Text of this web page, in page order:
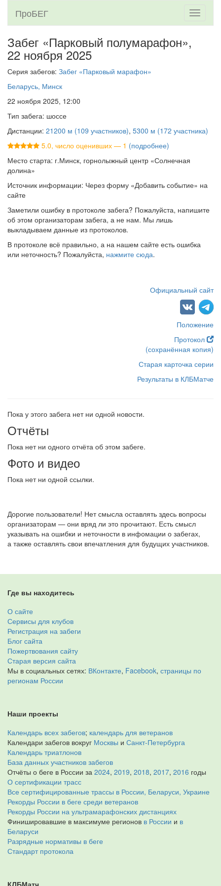
Toggle
ПроБЕГ
Забег «Парковый полумарафон»,
22 ноября 2025
Серия забегов: Забег «Парковый марафон»
Беларусь, Минск
22 ноября 2025, 12:00
Тип забега: шоссе
Дистанции: 21200 м (109 участников), 5300 м (172 участника)
5.0, число оценивших — 1 (подробнее)
Место старта: г.Минск, горнолыжный центр «Солнечная
долина»
Источник информации: Через форму «Добавить событие» на
сайте
Заметили ошибку в протоколе забега? Пожалуйста, напишите
об этом организаторам забега, а не нам. Мы лишь
выкладываем данные из протоколов.
В протоколе всё правильно, а на нашем сайте есть ошибка
или неточность? Пожалуйста, нажмите сюда.
Официальный сайт
Положение
Протокол
(сохранённая копия)
Старая карточка серии
Результаты в КЛБМатче
Пока у этого забега нет ни одной новости.
Отчёты
Пока нет ни одного отчёта об этом забеге.
Фото и видео
Пока нет ни одной ссылки.
Дорогие пользователи! Нет смысла оставлять здесь вопросы
организаторам — они вряд ли это прочитают. Есть смысл
указывать на ошибки и неточности в инфомации о забегах,
а также оставлять свои впечатления для будущих участников.
Где вы находитесь
О сайте
Сервисы для клубов
Регистрация на забеги
Блог сайта
Пожертвования сайту
Старая версия сайта
Мы в социальных сетях: ВКонтакте, Facebook, страницы по
регионам России
Наши проекты
Календарь всех забегов; календарь для ветеранов
Календари забегов вокруг Москвы и Санкт-Петербурга
Календарь триатлонов
База данных участников забегов
Отчёты о беге в России за 2024, 2019, 2018, 2017, 2016 годы
О сертификации трасс
Все сертифицированные трассы в России, Беларуси, Украине
Рекорды России в беге среди ветеранов
Рекорды России на ультрамарафонских дистанциях
Финишировавшие в максимуме регионов в России и в
Беларуси
Разрядные нормативы в беге
Стандарт протокола
КЛБМатч